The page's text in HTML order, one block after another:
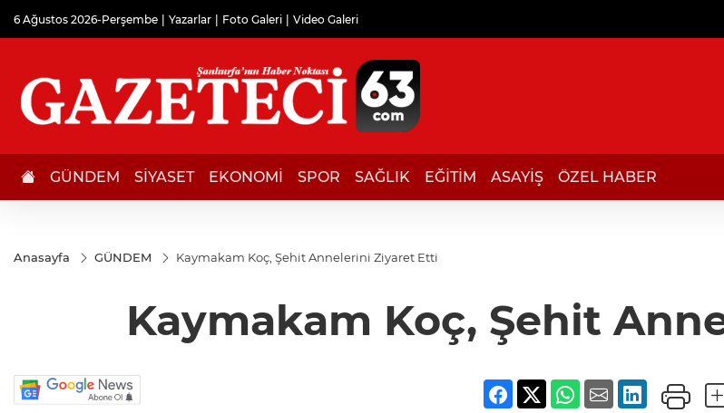
6 Ağustos 2026-Perşembe Yazarlar Foto Galeri Video Galeri
GÜNDEM SİYASET EKONOMİ SPOR SAĞLIK EĞİTİM ASAYİŞ ÖZEL HABER
Anasayfa GÜNDEM Kaymakam Koç, Şehit Annelerini Ziyaret Etti
Kaymakam Koç, Şehit